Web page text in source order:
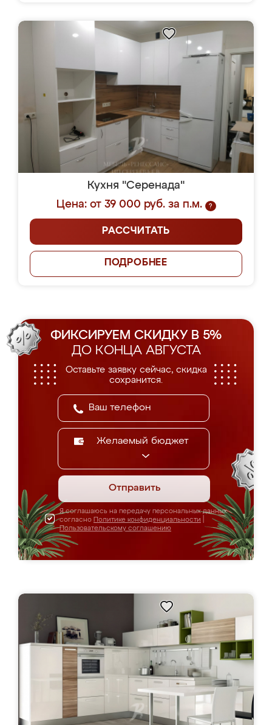
Кухня "Серенада"
Цена: от 39 000 руб. за п.м.
?
РАССЧИТАТЬ
ПОДРОБНЕЕ
ФИКСИРУЕМ СКИДКУ В 5%
ДО КОНЦА АВГУСТА
Оставьте заявку сейчас, скидка
сохранится.
Желаемый бюджет
Отправить
Я соглашаюсь на передачу персональных данных
согласно Политике конфиденциальности
Пользовательскому соглашению